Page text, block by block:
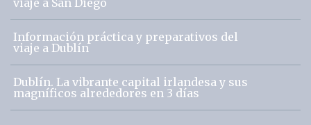
Información práctica y preparativos del
viaje a Dublín
Dublín. La vibrante capital irlandesa y sus
magníficos alrededores en 3 días